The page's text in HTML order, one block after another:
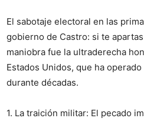
El sabotaje electoral en las
gobierno de Castro: si te
maniobra fue la ultraderecha
Estados Unidos, que ha
durante décadas.
1. La traición militar: El pecado